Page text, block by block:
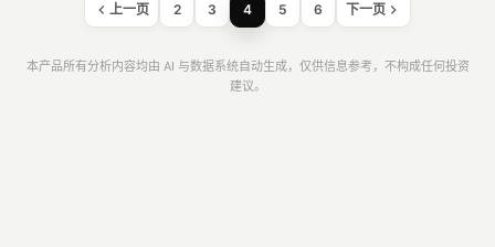
上一页 2 3 4 5 6 下一页
本产品所有分析内容均由 AI 与数据系统自动生成，仅供信息参考，不构成任何投资
建议。